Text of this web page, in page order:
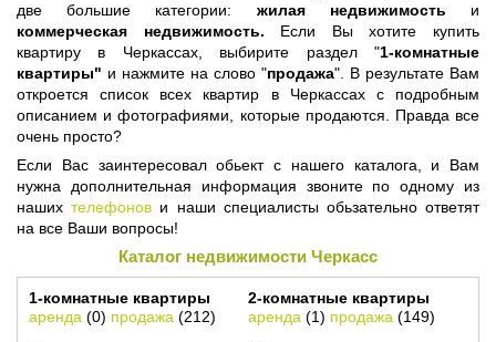
две большие категории: жилая недвижимость и
коммерческая недвижимость. Если Вы хотите купить
квартиру в Черкассах, выбирите раздел "1-комнатные
квартиры" и нажмите на слово "продажа". В результате Вам
откроется список всех квартир в Черкассах с подробным
описанием и фотографиями, которые продаются. Правда все
очень просто?
Если Вас заинтересовал обьект с нашего каталога, и Вам
нужна дополнительная информация звоните по одному из
нашихтелефонов и наши специалисты обьзательно ответят
на все Ваши вопросы!
Каталог недвижимости Черкасс
1-комнатные квартиры
аренда (0) продажа (212)
2-комнатные квартиры
аренда (1) продажа (149)